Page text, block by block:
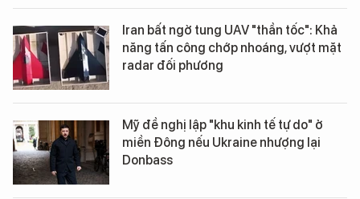
Iran bất ngờ tung UAV "thần tốc": Khả
năng tấn công chớp nhoáng, vượt mặt
radar đối phương
Mỹ đề nghị lập "khu kinh tế tự do" ở
miền Đông nếu Ukraine nhượng lại
Donbass